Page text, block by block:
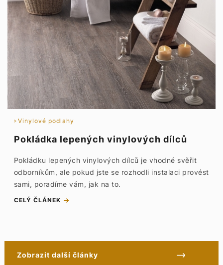
Vinylové podlahy
Pokládka lepených vinylových dílců
Pokládku lepených vinylových dílců je vhodné svěřit
odborníkům, ale pokud jste se rozhodli instalaci provést
sami, poradíme vám, jak na to.
CELÝ ČLÁNEK
Zobrazit další články